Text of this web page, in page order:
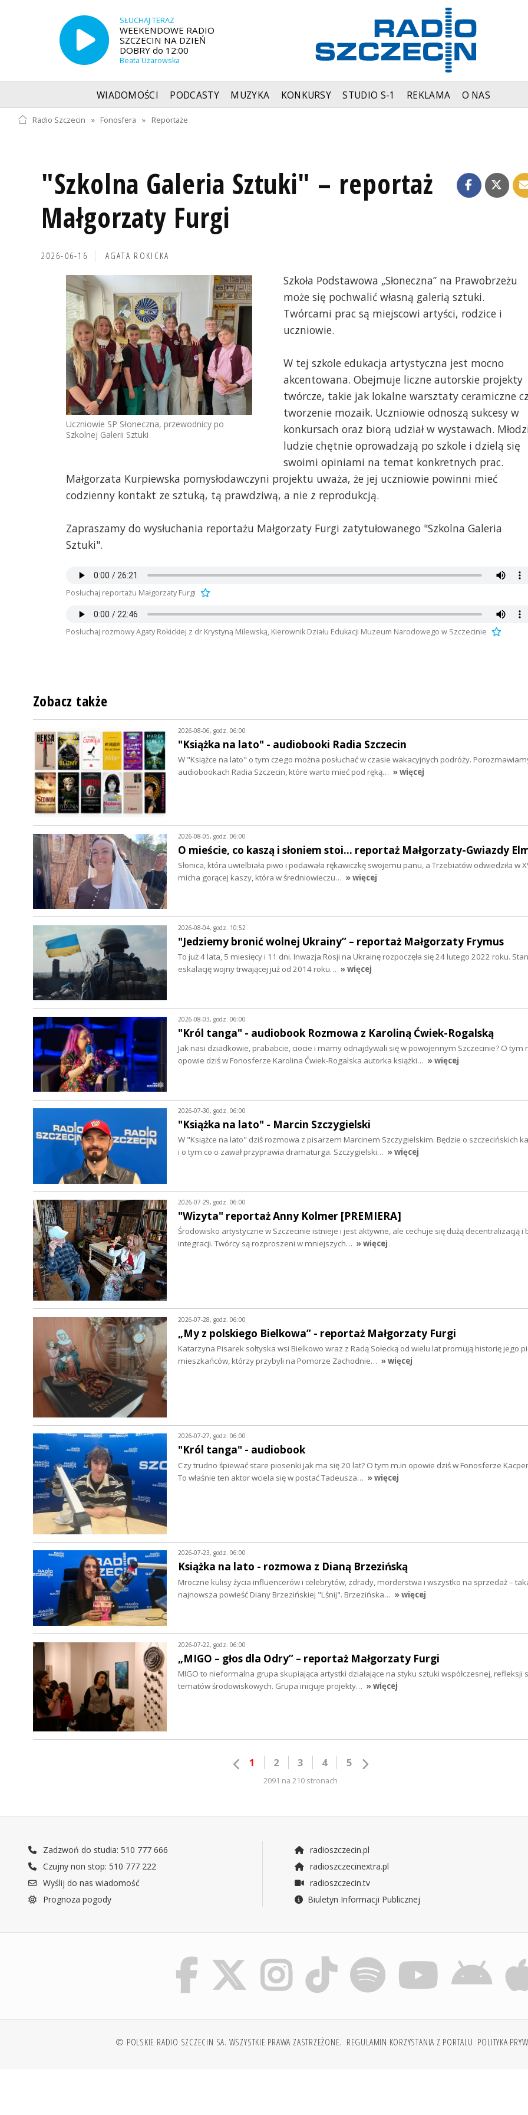
SŁUCHAJ TERAZ
WEEKENDOWE RADIO
SZCZECIN NA DZIEŃ
DOBRY do 12:00
Beata Użarowska
WIADOMOŚCI PODCASTY MUZYKA KONKURSY STUDIO S-1 REKLAMA O NAS
Radio Szczecin » Fonosfera » Reportaże
"Szkolna Galeria Sztuki" – reportaż
Małgorzaty Furgi
2026-06-16 AGATA ROKICKA
Uczniowie SP Słoneczna, przewodnicy po
Szkolnej Galerii Sztuki
Szkoła Podstawowa „Słoneczna” na Prawobrzeżu
może się pochwalić własną galerią sztuki.
Twórcami prac są miejscowi artyści, rodzice i
uczniowie.
W tej szkole edukacja artystyczna jest mocno
akcentowana. Obejmuje liczne autorskie projekty
twórcze, takie jak lokalne warsztaty ceramiczne
tworzenie mozaik. Uczniowie odnoszą sukcesy w
konkursach oraz biorą udział w wystawach.
ludzie chętnie oprowadzają po szkole i dzielą się
swoimi opiniami na temat konkretnych prac.
Małgorzata Kurpiewska pomysłodawczyni projektu uważa, że jej uczniowie powinni mieć
codzienny kontakt ze sztuką, tą prawdziwą, a nie z reprodukcją.
Zapraszamy do wysłuchania reportażu Małgorzaty Furgi zatytułowanego "Szkolna Galeria
Sztuki".
Posłuchaj reportażu Małgorzaty Furgi
Posłuchaj rozmowy Agaty Rokickiej z dr Krystyną Milewską, Kierownik Działu Edukacji Muzeum Narodowego w Szczecinie
Zobacz także
2026-08-06, godz. 06:00
"Książka na lato" - audiobooki Radia Szczecin
W "Książce na lato" o tym czego można posłuchać w czasie wakacyjnych podróży.
audiobookach Radia Szczecin, które warto mieć pod ręką… » więcej
2026-08-05, godz. 06:00
O mieście, co kaszą i słoniem stoi... reportaż Małgorzaty-Gwiazdy
Słonica, która uwielbiała piwo i podawała rękawiczkę swojemu panu, a Trzebiatów odwiedziła w
micha gorącej kaszy, która w średniowieczu… » więcej
2026-08-04, godz. 10:52
"Jedziemy bronić wolnej Ukrainy” – reportaż Małgorzaty Frymus
To już 4 lata, 5 miesięcy i 11 dni. Inwazja Rosji na Ukrainę rozpoczęła się 24 lutego 2022 roku.
eskalację wojny trwającej już od 2014 roku… » więcej
2026-08-03, godz. 06:00
"Król tanga" - audiobook Rozmowa z Karoliną Ćwiek-Rogalską
Jak nasi dziadkowie, prababcie, ciocie i mamy odnajdywali się w powojennym Szczecinie? O tym
opowie dziś w Fonosferze Karolina Ćwiek-Rogalska autorka książki… » więcej
2026-07-30, godz. 06:00
"Książka na lato" - Marcin Szczygielski
W "Książce na lato" dziś rozmowa z pisarzem Marcinem Szczygielskim. Będzie o szczecińskich
i o tym co o zawał przyprawia dramaturga. Szczygielski… » więcej
2026-07-29, godz. 06:00
"Wizyta" reportaż Anny Kolmer [PREMIERA]
Środowisko artystyczne w Szczecinie istnieje i jest aktywne, ale cechuje się dużą decentralizacją i
integracji. Twórcy są rozproszeni w mniejszych… » więcej
2026-07-28, godz. 06:00
„My z polskiego Bielkowa” - reportaż Małgorzaty Furgi
Katarzyna Pisarek sołtyska wsi Bielkowo wraz z Radą Sołecką od wielu lat promują historię jego
mieszkańców, którzy przybyli na Pomorze Zachodnie… » więcej
2026-07-27, godz. 06:00
"Król tanga" - audiobook
Czy trudno śpiewać stare piosenki jak ma się 20 lat? O tym m.in opowie dziś w Fonosferze
To właśnie ten aktor wciela się w postać Tadeusza… » więcej
2026-07-23, godz. 06:00
Książka na lato - rozmowa z Dianą Brzezińską
Mroczne kulisy życia influencerów i celebrytów, zdrady, morderstwa i wszystko na sprzedaż –
najnowsza powieść Diany Brzezińskiej "Lśnij". Brzezińska… » więcej
2026-07-22, godz. 06:00
„MIGO – głos dla Odry” – reportaż Małgorzaty Furgi
MIGO to nieformalna grupa skupiająca artystki działające na styku sztuki współczesnej, refleksji
tematów środowiskowych. Grupa inicjuje projekty… » więcej
1 2 3 4 5
2091 na 210 stronach
Zadzwoń do studia: 510 777 666
Czujny non stop: 510 777 222
Wyślij do nas wiadomość
Prognoza pogody
radioszczecin.pl
radioszczecinextra.pl
radioszczecin.tv
Biuletyn Informacji Publicznej
© POLSKIE RADIO SZCZECIN SA. WSZYSTKIE PRAWA ZASTRZEŻONE. REGULAMIN KORZYSTANIA Z PORTALU POLITYKA